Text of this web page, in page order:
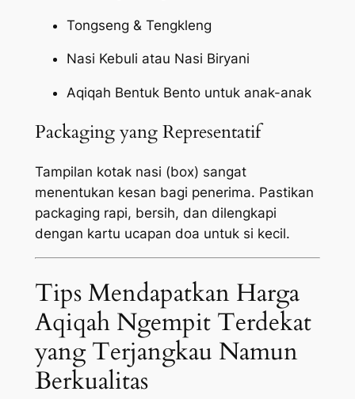
Tongseng & Tengkleng
Nasi Kebuli atau Nasi Biryani
Aqiqah Bentuk Bento untuk anak-anak
Packaging yang Representatif
Tampilan kotak nasi (box) sangat
menentukan kesan bagi penerima. Pastikan
packaging rapi, bersih, dan dilengkapi
dengan kartu ucapan doa untuk si kecil.
Tips Mendapatkan Harga
Aqiqah Ngempit Terdekat
yang Terjangkau Namun
Berkualitas